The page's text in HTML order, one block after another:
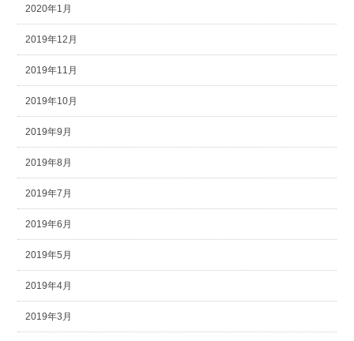
2020年1月
2019年12月
2019年11月
2019年10月
2019年9月
2019年8月
2019年7月
2019年6月
2019年5月
2019年4月
2019年3月